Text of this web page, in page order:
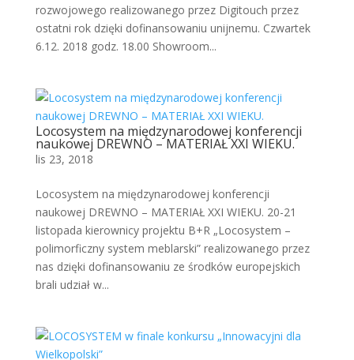
rozwojowego realizowanego przez Digitouch przez
ostatni rok dzięki dofinansowaniu unijnemu. Czwartek
6.12. 2018 godz. 18.00 Showroom...
Locosystem na międzynarodowej konferencji
naukowej DREWNO – MATERIAŁ XXI WIEKU.
lis 23, 2018
Locosystem na międzynarodowej konferencji
naukowej DREWNO – MATERIAŁ XXI WIEKU. 20-21
listopada kierownicy projektu B+R „Locosystem –
polimorficzny system meblarski” realizowanego przez
nas dzięki dofinansowaniu ze środków europejskich
brali udział w...